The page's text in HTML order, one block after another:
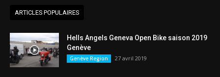
ARTICLES POPULAIRES
Hells Angels Geneva Open Bike saison 2019
Genève
Genève Region 27 avril 2019